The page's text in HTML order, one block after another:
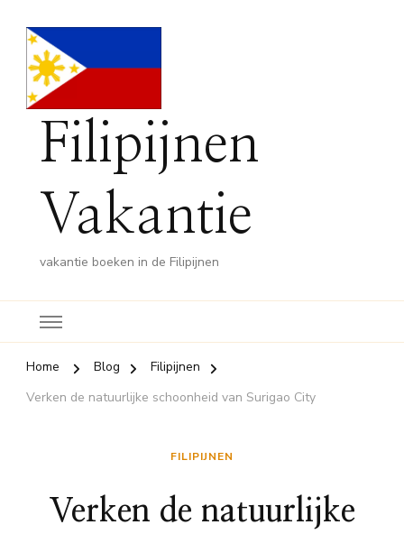
Filipijnen
Vakantie
vakantie boeken in de Filipijnen
Home Blog
Filipijnen
Verken de natuurlijke schoonheid van Surigao City
FILIPIJNEN
Verken de natuurlijke